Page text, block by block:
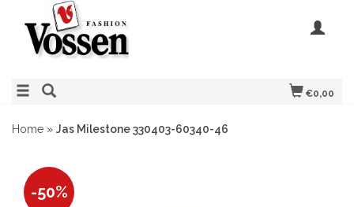
€0,00
Home » Jas Milestone 330403-60340-46
-50%